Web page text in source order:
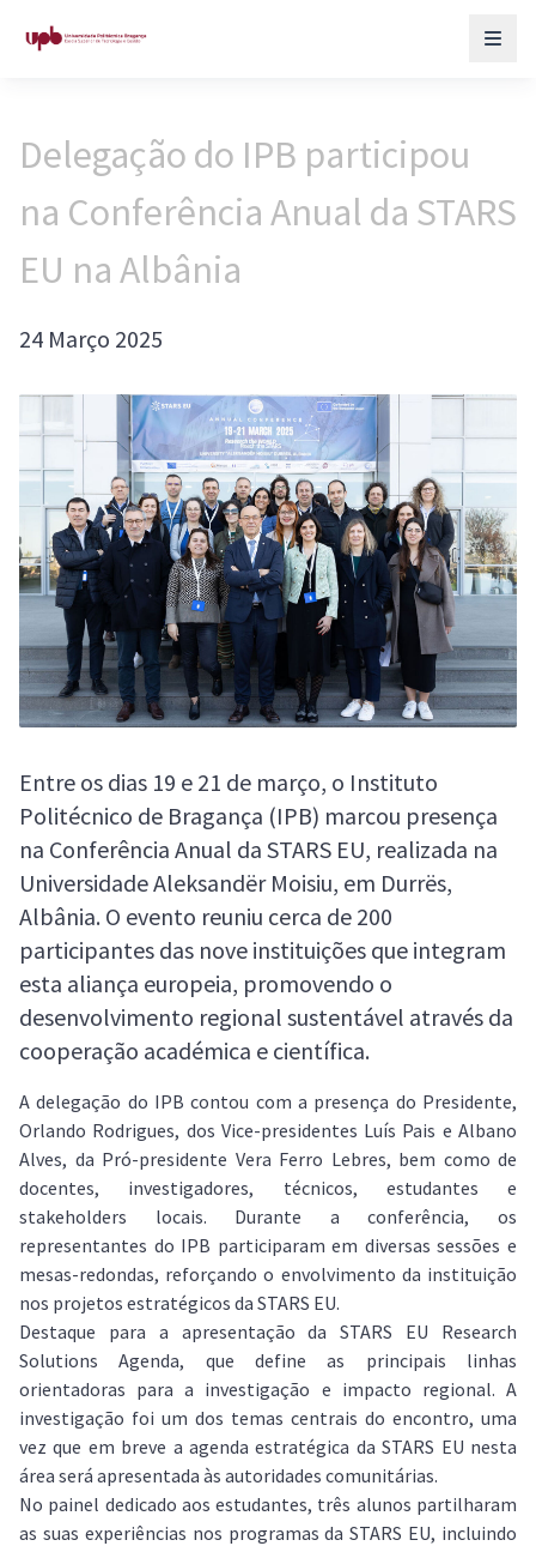
Delegação do IPB participou
na Conferência Anual da STARS
EU na Albânia
24 Março 2025
Entre os dias 19 e 21 de março, o Instituto
Politécnico de Bragança (IPB) marcou presença
na Conferência Anual da STARS EU, realizada na
Universidade Aleksandër Moisiu, em Durrës,
Albânia. O evento reuniu cerca de 200
participantes das nove instituições que integram
esta aliança europeia, promovendo o
desenvolvimento regional sustentável através da
cooperação académica e científica.
A delegação do IPB contou com a presença do Presidente,
Orlando Rodrigues, dos Vice-presidentes Luís Pais e Albano
Alves, da Pró-presidente Vera Ferro Lebres, bem como de
docentes, investigadores, técnicos, estudantes e
stakeholders locais. Durante a conferência, os
representantes do IPB participaram em diversas sessões e
mesas-redondas, reforçando o envolvimento da instituição
nos projetos estratégicos da STARS EU.
Destaque para a apresentação da STARS EU Research
Solutions Agenda, que define as principais linhas
orientadoras para a investigação e impacto regional. A
investigação foi um dos temas centrais do encontro, uma
vez que em breve a agenda estratégica da STARS EU nesta
área será apresentada às autoridades comunitárias.
No painel dedicado aos estudantes, três alunos partilharam
as suas experiências nos programas da STARS EU, incluindo